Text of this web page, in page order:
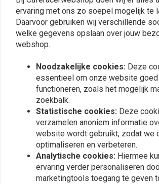
Low speed compressie is instelbaar.
M=Mono schokdemper
De informatie in de producttitel heeft betrekking op
die u krijgt.
[Download/Check documentation]
[Download/Check documentation]
Informatie per model
456 Range Monoshock Topline
Zelfinstellende Mono gas dempers - 50mm radiale
zuiger - 16mm geharde as met lage frictie - Long-
Voorbelasting afstelbaar met steeksleutel -
Vergelijkbare producten
ervaring met ons zo soepel mogelijk te
Daarvoor gebruiken wij verschillende
welke gegevens opslaan over jouw
webshop.
Noodzakelijke cookies: Deze
essentieel om onze website
functioneren, zoals het mogelijk
zoekbalk.
Statistische cookies: Deze
verzamelen anoniem informatie
website wordt gebruikt, zodat we
optimaliseren en verbeteren.
Analytische cookies: Hiermee
ervaring verder personaliseren
marketingtools toegang te geven